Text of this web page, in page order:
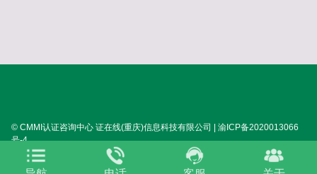
© CMMI认证咨询中心 证在线(重庆)信息科技有限公司 | 渝ICP备2020013066
号-4
SITEMAP: TXT 关于我们